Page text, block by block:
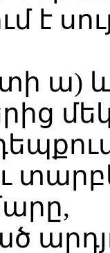
է
ա)